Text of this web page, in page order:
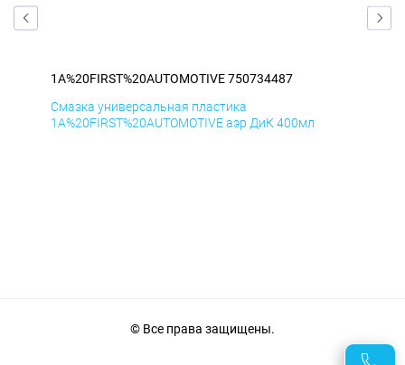
1A%20FIRST%20AUTOMOTIVE 750734487
Смазка универсальная пластика
1A%20FIRST%20AUTOMOTIVE аэр ДиК 400мл
© Все права защищены.